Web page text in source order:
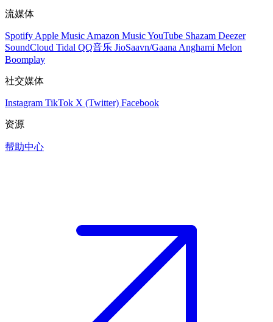
流媒体
Spotify Apple Music Amazon MusicYouTube Shazam Deezer
SoundCloud Tidal QQ音乐 JioSaavn/Gaana Anghami Melon
Boomplay
社交媒体
Instagram TikTok X (Twitter) Facebook
资源
帮助中心